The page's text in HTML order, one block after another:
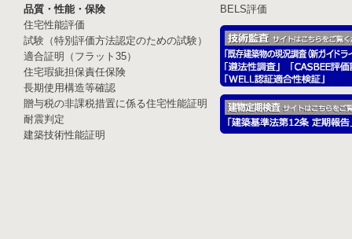
品質・性能・保険
住宅性能評価
試験（特別評価方法認定のための試験）
適合証明（フラット35）
住宅瑕疵担保責任保険
長期使用構造等確認
贈与税の非課税措置に係る住宅性能証明
耐震判定
建築技術性能証明
BELS評価